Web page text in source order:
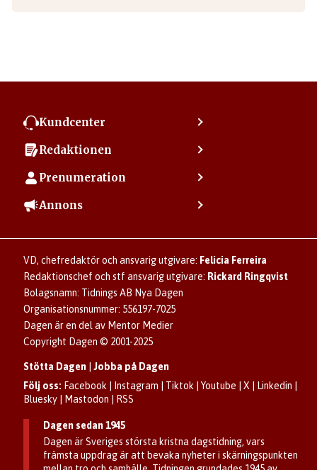
Kundcenter
Min sida
Vanliga frågor
Användarvillkor
Redaktionen
Tipsa Dagen
Vill du debattera i Dagen?
Dagen förklarar
Upphovsrätt och AI
Om Dagen
Prenumeration
Så skapar du ett konto
Dagen som taltidningen
Senaste numret av eDagen
Dagens arkiv
Annons
Annonsera
Familjeannonser
Se dödsannonser/minnesrum
Anmäl störande/felaktig annons
VD, chefredaktör och ansvarig utgivare: Felicia Ferreira
Redaktionschef och stf ansvarig utgivare: Rickard Ringqvist
Bolagsnamn: Tidnings AB Nya Dagen
Organisationsnummer: 556197-7025
Dagen är en del av Mentor Medier
Copyright Dagen © 2001-2025
Stötta Dagen |Jobba på Dagen
Följ oss: Facebook Instagram Tiktok |Youtube |X Linkedin
Bluesky
Mastodon RSS
Dagen sedan 1945
Dagen är Sveriges största kristna dagstidning, vars
främsta uppdrag är att bevaka nyheter i skärningspunkten